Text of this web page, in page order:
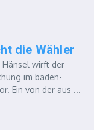
die Wähler
Hänsel wirft der
im baden-
Ein von der aus ...